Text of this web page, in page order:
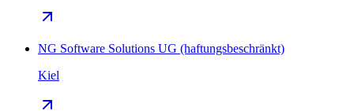
NG Software Solutions UG (haftungsbeschränkt)
Kiel